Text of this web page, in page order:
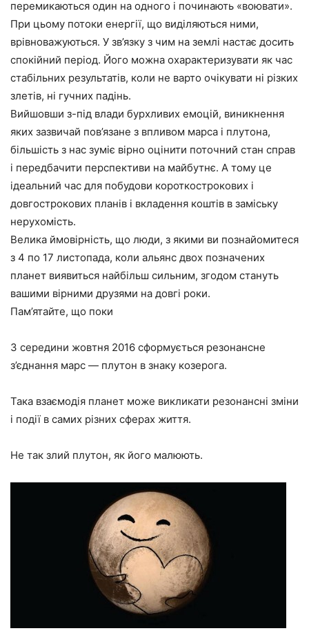
перемикаються один на одного і починають «воювати».
При цьому потоки енергії, що виділяються ними,
врівноважуються. У зв’язку з чим на землі настає досить
спокійний період. Його можна охарактеризувати як час
стабільних результатів, коли не варто очікувати ні різких
злетів, ні гучних падінь.
Вийшовши з-під влади бурхливих емоцій, виникнення
яких зазвичай пов’язане з впливом марса і плутона,
більшість з нас зуміє вірно оцінити поточний стан справ
і передбачити перспективи на майбутнє. А тому це
ідеальний час для побудови короткострокових і
довгострокових планів і вкладення коштів в заміську
нерухомість.
Велика ймовірність, що люди, з якими ви познайомитеся
з 4 по 17 листопада, коли альянс двох позначених
планет виявиться найбільш сильним, згодом стануть
вашими вірними друзями на довгі роки.
Пам’ятайте, що поки
З середини жовтня 2016 сформується резонансне
з’єднання марс — плутон в знаку козерога.
Така взаємодія планет може викликати резонансні зміни
і події в самих різних сферах життя.
Не так злий плутон, як його малюють.